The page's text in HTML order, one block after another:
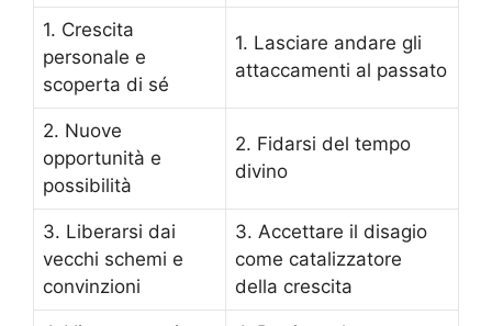
1. Crescita
personale e
scoperta di sé
1. Lasciare andare gli
attaccamenti al passato
2. Nuove
opportunità e
possibilità
2. Fidarsi del tempo
divino
3. Liberarsi dai
vecchi schemi e
convinzioni
3. Accettare il disagio
come catalizzatore
della crescita